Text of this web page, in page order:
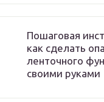
Пошаговая
как сделать
ленточного
своими руками